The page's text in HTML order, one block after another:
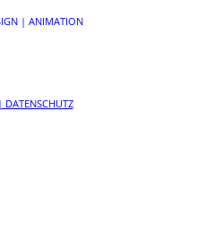
| ANIMATION
DATENSCHUTZ